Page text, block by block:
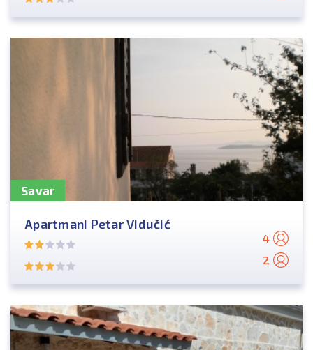
Savar
Apartmani Petar Vidučić
4
2